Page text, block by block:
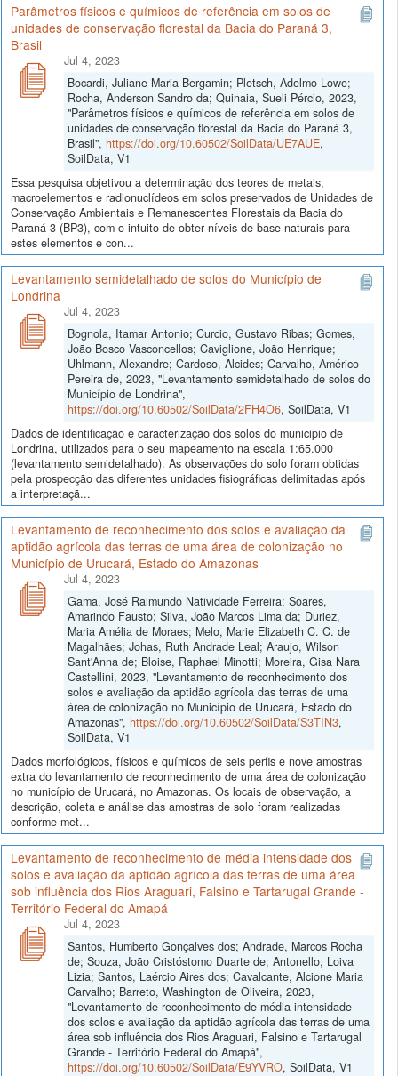
Parâmetros físicos e químicos de referência em solos de
unidades de conservação florestal da Bacia do Paraná 3,
Brasil
Jul 4, 2023
Bocardi, Juliane Maria Bergamin; Pletsch, Adelmo Lowe;
Rocha, Anderson Sandro da; Quinaia, Sueli Pércio, 2023,
"Parâmetros físicos e químicos de referência em solos de
unidades de conservação florestal da Bacia do Paraná 3,
Brasil", https://doi.org/10.60502/SoilData/UE7AUE,
SoilData, V1
Essa pesquisa objetivou a determinação dos teores de metais,
macroelementos e radionuclídeos em solos preservados de Unidades de
Conservação Ambientais e Remanescentes Florestais da Bacia do
Paraná 3 (BP3), com o intuito de obter níveis de base naturais para
estes elementos e con...
Levantamento semidetalhado de solos do Município de
Londrina
Jul 4, 2023
Bognola, Itamar Antonio; Curcio, Gustavo Ribas; Gomes,
João Bosco Vasconcellos; Caviglione, João Henrique;
Uhlmann, Alexandre; Cardoso, Alcides; Carvalho, Américo
Pereira de, 2023, "Levantamento semidetalhado de solos do
Município de Londrina",
https://doi.org/10.60502/SoilData/2FH4O6, SoilData, V1
Dados de identificação e caracterização dos solos do municipio de
Londrina, utilizados para o seu mapeamento na escala 1:65.000
(levantamento semidetalhado). As observações do solo foram obtidas
pela prospecção das diferentes unidades fisiográficas delimitadas após
a interpretaçã...
Levantamento de reconhecimento dos solos e avaliação da
aptidão agrícola das terras de uma área de colonização no
Município de Urucará, Estado do Amazonas
Jul 4, 2023
Gama, José Raimundo Natividade Ferreira; Soares,
Amarindo Fausto; Silva, João Marcos Lima da; Duriez,
Maria Amélia de Moraes; Melo, Marie Elizabeth C. C. de
Magalhães; Johas, Ruth Andrade Leal; Araujo, Wilson
Sant'Anna de; Bloise, Raphael Minotti; Moreira, Gisa Nara
Castellini, 2023, "Levantamento de reconhecimento dos
solos e avaliação da aptidão agrícola das terras de uma
área de colonização no Município de Urucará, Estado do
Amazonas", https://doi.org/10.60502/SoilData/S3TIN3,
SoilData, V1
Dados morfológicos, físicos e químicos de seis perfis e nove amostras
extra do levantamento de reconhecimento de uma área de colonização
no município de Urucará, no Amazonas. Os locais de observação, a
descrição, coleta e análise das amostras de solo foram realizadas
conforme met...
Levantamento de reconhecimento de média intensidade dos
solos e avaliação da aptidão agrícola das terras de uma área
sob influência dos Rios Araguari, Falsino e Tartarugal Grande -
Território Federal do Amapá
Jul 4, 2023
Santos, Humberto Gonçalves dos; Andrade, Marcos Rocha
de; Souza, João Cristóstomo Duarte de; Antonello, Loiva
Lizia; Santos, Laércio Aires dos; Cavalcante, Alcione Maria
Carvalho; Barreto, Washington de Oliveira, 2023,
"Levantamento de reconhecimento de média intensidade
dos solos e avaliação da aptidão agrícola das terras de uma
área sob influência dos Rios Araguari, Falsino e Tartarugal
Grande - Território Federal do Amapá",
https://doi.org/10.60502/SoilData/E9YVRO, SoilData, V1